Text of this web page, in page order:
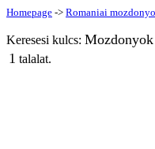
Homepage -> Romaniai
Keresesi kulcs: Mozdonyok
1 talalat.